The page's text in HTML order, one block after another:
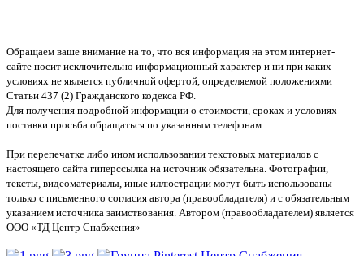
Обращаем ваше внимание на то, что вся информация на этом интернет-
сайте носит исключительно информационный характер и ни при каких
условиях не является публичной офертой, определяемой положениями
Статьи 437 (2) Гражданского кодекса РФ.
Для получения подробной информации о стоимости, сроках и условиях
поставки просьба обращаться по указанным телефонам.
При перепечатке либо ином использовании текстовых материалов с
настоящего сайта гиперссылка на источник обязательна. Фотографии,
тексты, видеоматериалы, иные иллюстрации могут быть использованы
только с письменного согласия автора (правообладателя) и с обязательным
указанием источника заимствования. Автором (правообладателем) является
ООО «ТД Центр Снабжения»